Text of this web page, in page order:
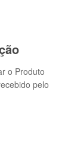
o Produto
pelo